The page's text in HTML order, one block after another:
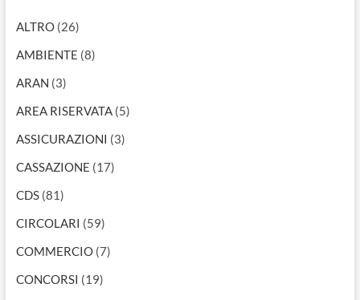
ALTRO(26)
AMBIENTE (8)
ARAN (3)
AREA RISERVATA(5)
ASSICURAZIONI (3)
CASSAZIONE (17)
CDS(81)
CIRCOLARI (59)
COMMERCIO(7)
CONCORSI (19)